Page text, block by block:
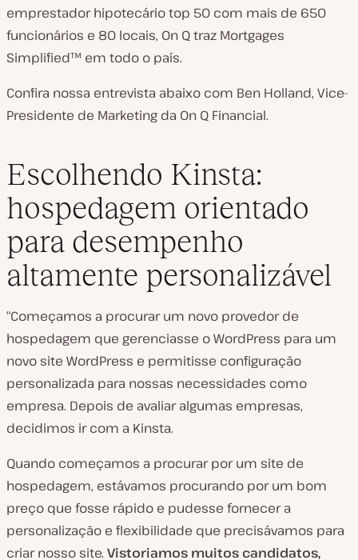
emprestador hipotecário top 50 com mais de 650
funcionários e 80 locais, On Q traz Mortgages
Simplified™ em todo o país.
Confira nossa entrevista abaixo com Ben Holland, Vice-
Presidente de Marketing da On Q Financial.
Escolhendo Kinsta:
hospedagem orientado
para desempenho
altamente personalizável
“Começamos a procurar um novo provedor de
hospedagem que gerenciasse o WordPress para um
novo site WordPress e permitisse configuração
personalizada para nossas necessidades como
empresa. Depois de avaliar algumas empresas,
decidimos ir com a Kinsta.
Quando começamos a procurar por um site de
hospedagem, estávamos procurando por um bom
preço que fosse rápido e pudesse fornecer a
personalização e flexibilidade que precisávamos para
criar nosso site. Vistoriamos muitos candidatos,